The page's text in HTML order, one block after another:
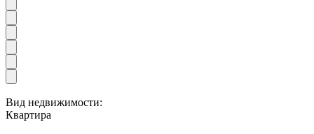
Вид недвижимости:
Квартира